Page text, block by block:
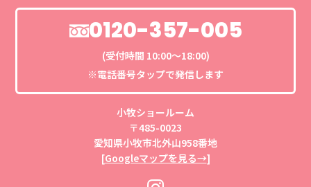
0120-357-005
(受付時間 10:00〜18:00)
※電話番号タップで発信します
小牧ショールーム
〒485-0023
愛知県小牧市北外山958番地
[Googleマップを見る→]